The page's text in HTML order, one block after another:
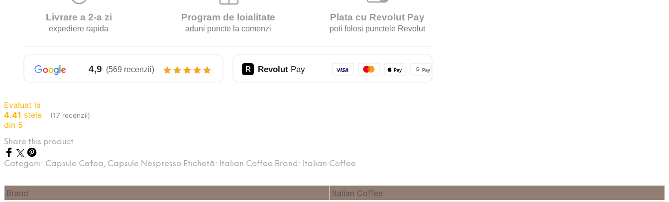
Evaluat la
4.41 stele
din 5
(17 recenzii)
Share this product
Categorii: Capsule Cafea, Capsule Nespresso Etichetă: Italian Coffee Brand: Italian Coffee
Brand
Italian Coffee